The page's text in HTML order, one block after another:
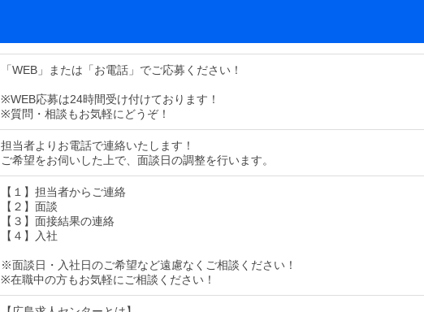
「WEB」または「お電話」でご応募ください！
※WEB応募は24時間受け付けております！
※質問・相談もお気軽にどうぞ！
担当者よりお電話で連絡いたします！
ご希望をお伺いした上で、面談日の調整を行います。
【１】担当者からご連絡
【２】面談
【３】面接結果の連絡
【４】入社
※面談日・入社日のご希望など遠慮なくご相談ください！
※在職中の方もお気軽にご相談ください！